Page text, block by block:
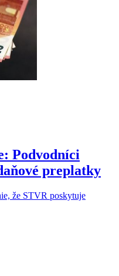
Podvodníci
preplatky